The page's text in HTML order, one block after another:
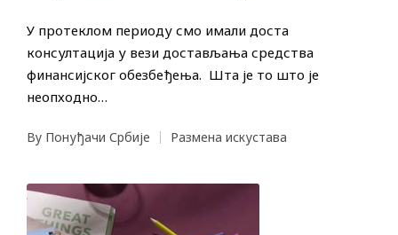
У протеклом периоду смо имали доста
консултација у вези достављања средства
финансијског обезбеђења. Шта је то што је
неопходно…
Posted
By Понуђачи Србије
Posted
Размена искустава